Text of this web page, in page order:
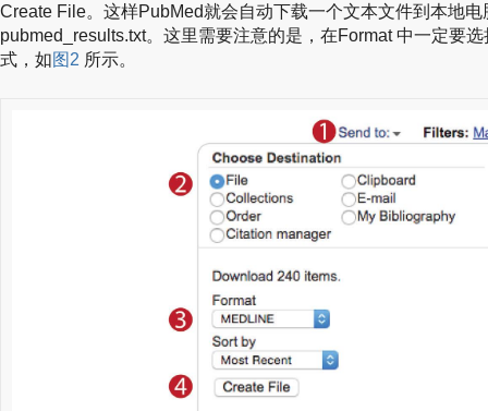
Create File。这样PubMed就会自动下载一个文本文件到本地
pubmed_results.txt。这里需要注意的是，在Format 中一定要
式，如图2 所示。